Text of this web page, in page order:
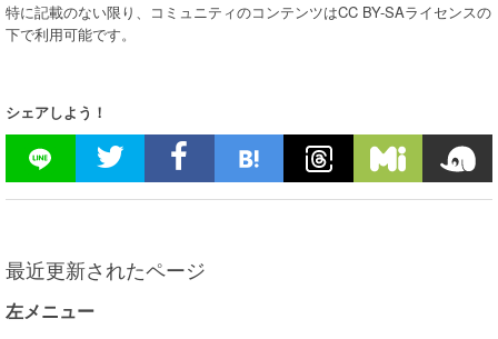
特に記載のない限り、コミュニティのコンテンツはCC BY-SAライセンスの
下で利用可能です。
シェアしよう！
最近更新されたページ
左メニュー